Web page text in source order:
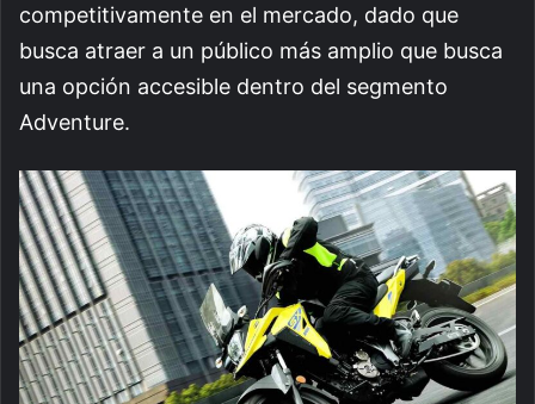
competitivamente en el mercado, dado que
busca atraer a un público más amplio que busca
una opción accesible dentro del segmento
Adventure.